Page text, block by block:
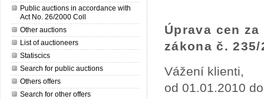
Public auctions in accordance with
Act No. 26/2000 Coll
Other auctions
List of auctioneers
Statiscics
Search for public auctions
Others offers
Search for other offers
Úprava cen
zákona č. 235/
Vážení klienti,
od 01.01.2010